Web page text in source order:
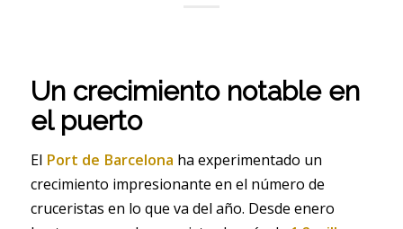
Un crecimiento notable en
el puerto
El Port de Barcelona ha experimentado un
crecimiento impresionante en el número de
cruceristas en lo que va del año. Desde enero